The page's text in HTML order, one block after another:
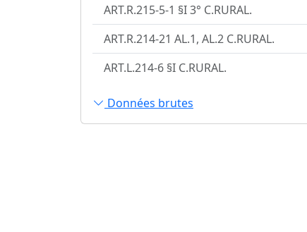
ART.R.215-5-1 §I 3° C.RURAL.
ART.R.214-21 AL.1, AL.2 C.RURAL.
ART.L.214-6 §I C.RURAL.
Données brutes